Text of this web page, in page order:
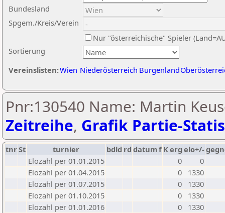
Sortierung
Bundesland
Spgem./Kreis/Verein
Nur "österreichische" Spieler
Vereinslisten:Wien Niederösterreich Burgenland
Pnr:130540 Name: Martin
Zeitreihe, Grafik Partie-
tnrSt turnier bdld rd datumf Kerg elo+/-
Elozahl per 01.01.2015
0
0
Elozahl per 01.04.2015
0
1330
Elozahl per 01.07.2015
0
1330
Elozahl per 01.10.2015
0
1330
Elozahl per 01.01.2016
0
1330